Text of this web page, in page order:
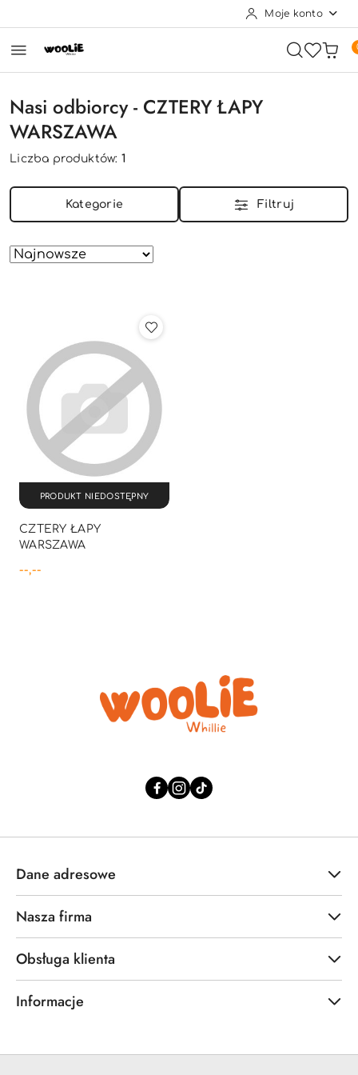
Moje konto
Nasi odbiorcy - CZTERY ŁAPY
WARSZAWA
Liczba produktów:1
Kategorie Filtruj
Zastosowano
Sortuj
CZTERY ŁAPY
WARSZAWA
Cena:
--,--
PRODUKT NIEDOSTĘPNY
Dane adresowe
Nasza firma
Obsługa klienta
Informacje